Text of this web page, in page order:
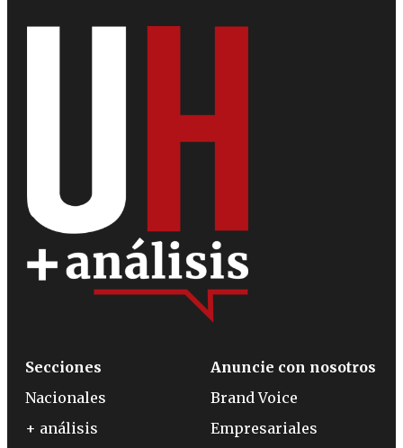
Secciones
Nacionales
+ análisis
Anuncie con nosotros
Brand Voice
Empresariales